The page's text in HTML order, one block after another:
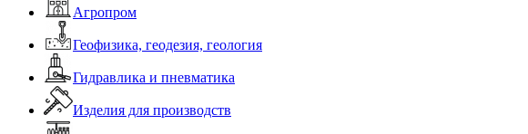
Агропром
Геофизика, геодезия, геология
Гидравлика и пневматика
Изделия для производств